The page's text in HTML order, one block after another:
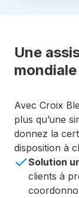
Une
mondiale
Avec Croix
plus qu’une
donnez la
disposition à
Solution
clients à